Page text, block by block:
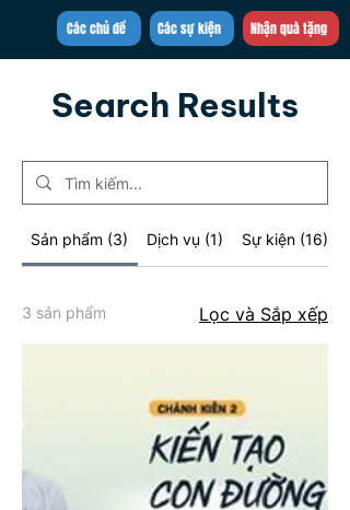
Trần Việt Quân
Các sự kiện
Các chủ đề Nhận quà tặng
Search Results
Sản phẩm (3) Dịch vụ (1) Sự kiện (16)
3 sản phẩm Lọc và Sắp xếp